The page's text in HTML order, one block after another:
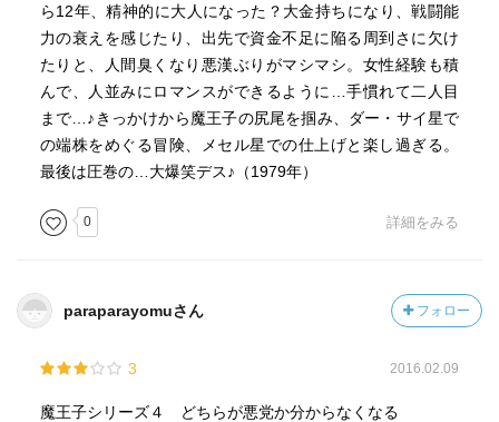
ら12年、精神的に大人になった？大金持ちになり、戦闘能
力の衰えを感じたり、出先で資金不足に陥る周到さに欠け
たりと、人間臭くなり悪漢ぶりがマシマシ。女性経験も積
んで、人並みにロマンスができるように…手慣れて二人目
まで…♪きっかけから魔王子の尻尾を掴み、ダー・サイ星で
の端株をめぐる冒険、メセル星での仕上げと楽し過ぎる。
最後は圧巻の…大爆笑デス♪（1979年）
0 詳細をみる
paraparayomuさん フォロー
3 2016.02.09
魔王子シリーズ４ どちらが悪党か分からなくなる